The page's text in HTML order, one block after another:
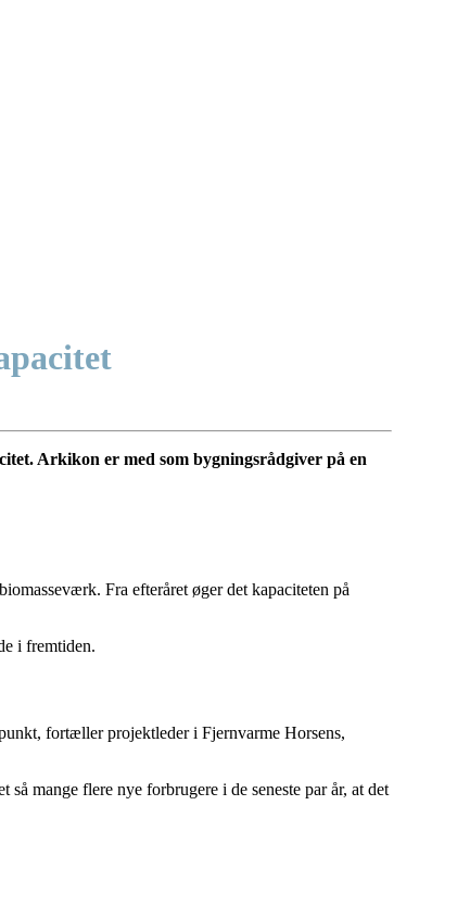
Arkikon er med som bygningsrådgiver på en
Fra efteråret øger det kapaciteten på
i fremtiden.
fortæller projektleder i Fjernvarme Horsens,
mange flere nye forbrugere i de seneste par år, at det